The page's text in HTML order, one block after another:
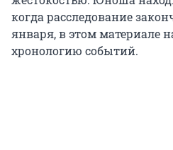
когда расследование
января, в этом материале
хронологию событий.